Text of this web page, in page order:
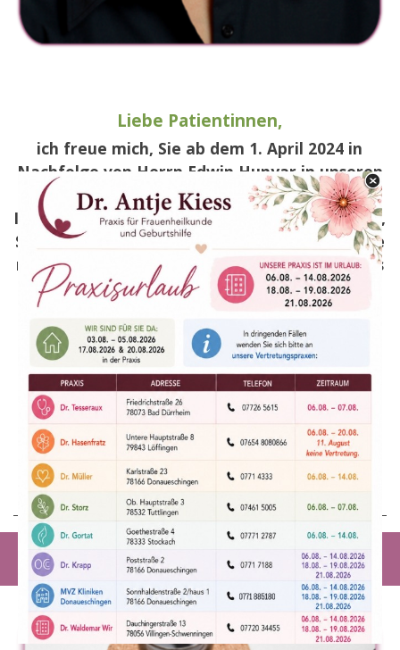
Liebe Patientinnen,
ich freue mich, Sie ab dem 1. April 2024 in
Nachfolge von Herrn Edwin Hunyar in unseren
Praxisräumlichkeiten begrüßen zu dürfen.
Ich möchte Sie in jeder Lebensphase begleiten,
Sie möglichst umfassend beraten und bedanke
mich bereits jetztfür Ihr
entgegengebrachtes
Vertrauen.
Ebenso freue ich mich, dass Herr Hunyar uns
auch zukünftig im Team unterstützen wird.
Mein freundliches und zugewandtes Team ist
zu den genannten Zeiten für Sie erreichbar.
Bei Interesse vereinbaren Sie gerne einen
Termin für ein persönliches Kennenlernen.